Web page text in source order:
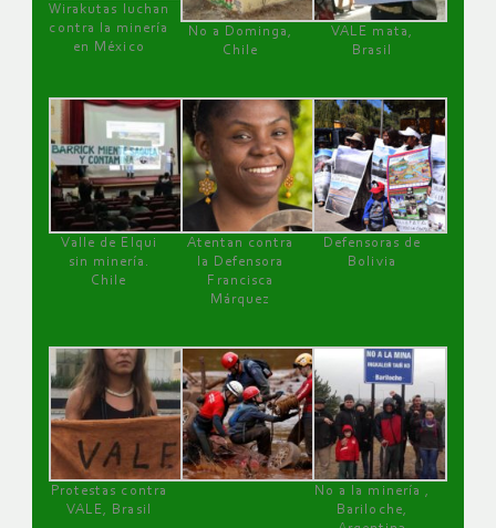
Wirakutas luchan
contra la minería
en México
No a Dominga,
Chile
VALE mata,
Brasil
Valle de Elqui
sin minería.
Chile
Atentan contra
la Defensora
Francisca
Márquez
Defensoras de
Bolivia
Protestas contra
VALE, Brasil
No a la minería ,
Bariloche,